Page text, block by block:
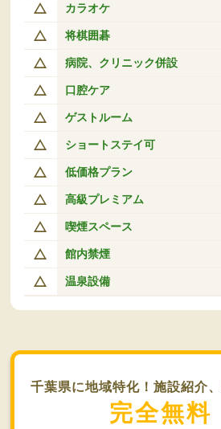
カラオケ
将棋囲碁
病院、クリニック併設
口腔ケア
ゲストルーム
ショートステイ可
低価格プラン
高級プレミアム
喫煙スペース
館内禁煙
温泉設備
千葉県に地域特化！施設紹介
完全無料